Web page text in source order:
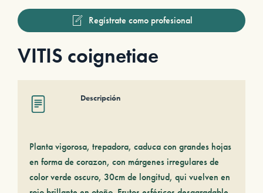
Regístrate como profesional
VITIS coignetiae
Descripción
Planta vigorosa, trepadora, caduca con grandes hojas
en forma de corazon, con márgenes irregulares de
color verde oscuro, 30cm de longitud, qui vuelven en